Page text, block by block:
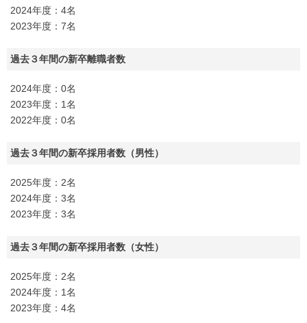
2024年度：4名
2023年度：7名
過去３年間の新卒離職者数
2024年度：0名
2023年度：1名
2022年度：0名
過去３年間の新卒採用者数（男性）
2025年度：2名
2024年度：3名
2023年度：3名
過去３年間の新卒採用者数（女性）
2025年度：2名
2024年度：1名
2023年度：4名